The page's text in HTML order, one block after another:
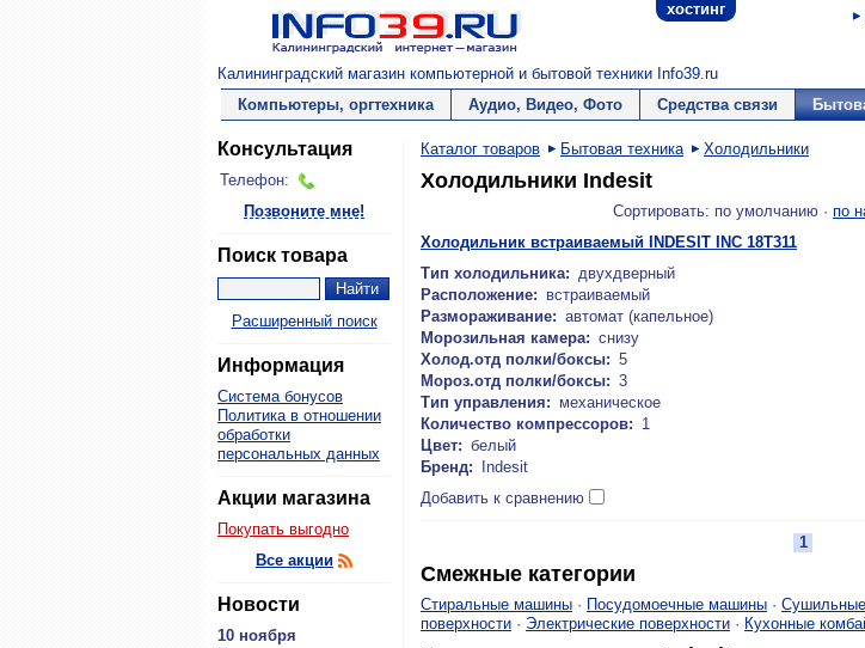
хостинг
Калининградский магазин компьютерной и бытовой техники Info39.ru
Компьютеры, оргтехника
Аудио, Видео, Фото Средства связи
Консультация
Телефон:
Позвоните мне!
Поиск товара
Расширенный поиск
Информация
Система бонусов
Политика в отношении
обработки
персональных данных
Акции магазина
Покупать выгодно
Все акции
Новости
10 ноября
Каталог товаров Бытовая техника Холодильники
Холодильники Indesit
Сортировать: по умолчанию · по
Холодильник встраиваемый INDESIT INC 18T311
Тип холодильника: двухдверный
Расположение: встраиваемый
Размораживание: автомат (капельное)
Морозильная камера: снизу
Холод.отд полки/боксы: 5
Мороз.отд полки/боксы: 3
Тип управления: механическое
Количество компрессоров: 1
Цвет: белый
Бренд:
Indesit
Добавить к сравнению
1
Смежные категории
Стиральные машины · Посудомоечные машины ·
поверхности · Электрические поверхности · Кухонные